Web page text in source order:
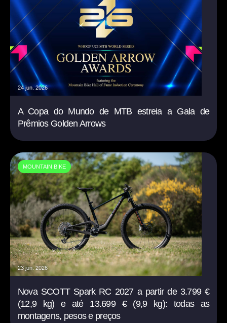
24 jun. 2026
A Copa do Mundo de MTB estreia a Gala de
Prêmios Golden Arrows
MOUNTAIN BIKE
23 jun. 2026
Nova SCOTT Spark RC 2027 a partir de 3.799 €
(12,9 kg) e até 13.699 € (9,9 kg): todas as
montagens, pesos e preços